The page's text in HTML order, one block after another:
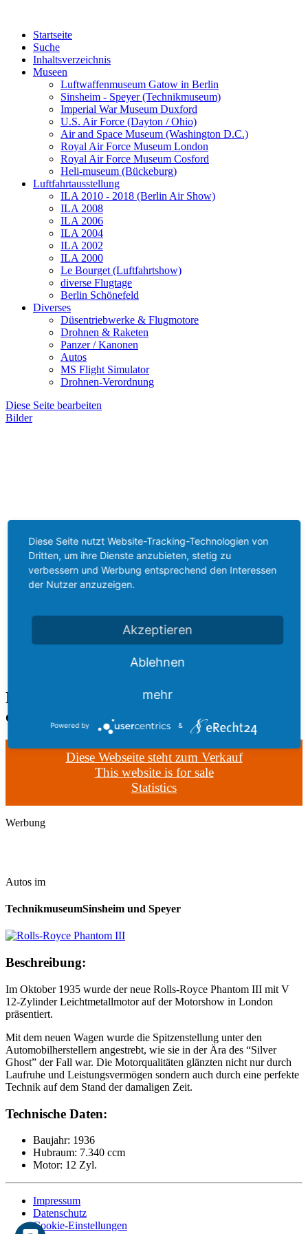
Startseite
Suche
Inhaltsverzeichnis
Museen
Luftwaffenmuseum Gatow in Berlin
Sinsheim - Speyer (Technikmuseum)
Imperial War Museum Duxford
U.S. Air Force (Dayton / Ohio)
Air and Space Museum (Washington D.C.)
Royal Air Force Museum London
Royal Air Force Museum Cosford
Heli-museum (Bückeburg)
Luftfahrtausstellung
ILA 2010 - 2018 (Berlin Air Show)
ILA 2008
ILA 2006
ILA 2004
ILA 2002
ILA 2000
Le Bourget (Luftfahrtshow)
diverse Flugtage
Berlin Schönefeld
Diverses
Düsentriebwerke & Flugmotore
Drohnen & Raketen
Panzer / Kanonen
Autos
MS Flight Simulator
Drohnen-Verordnung
Diese Seite bearbeiten
Bilder
Rolls-Royce Phantom III: Motor glänzte
durch Laufruhe und Leistungsvermögen
Diese Webseite steht zum Verkauf
This website is for sale
Statistics
Werbung
Autos im
TechnikmuseumSinsheim und Speyer
Beschreibung:
Im Oktober 1935 wurde der neue Rolls-Royce Phantom III mit V
12-Zylinder Leichtmetallmotor auf der Motorshow in London
präsentiert.
Mit dem neuen Wagen wurde die Spitzenstellung unter den
Automobilherstellern angestrebt, wie sie in der Ära des “Silver
Ghost” der Fall war. Die Motorqualitäten glänzten nicht nur durch
Laufruhe und Leistungsvermögen sondern auch durch eine perfekte
Technik auf dem Stand der damaligen Zeit.
Technische Daten:
Baujahr: 1936
Hubraum: 7.340 ccm
Motor: 12 Zyl.
Impressum
Datenschutz
Cookie-Einstellungen
Diese Seite nutzt Website-Tracking-Technologien von
Dritten, um ihre Dienste anzubieten, stetig zu
verbessern und Werbung entsprechend den Interessen
der Nutzer anzuzeigen.
Akzeptieren
Ablehnen
mehr
Powered by &